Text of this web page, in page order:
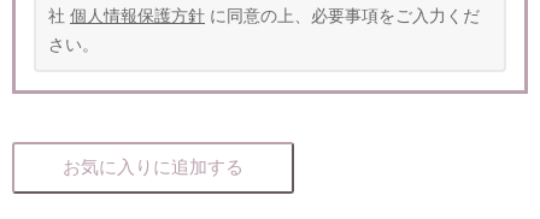
社 個人情報保護方針 に同意の上、必要事項をご入力くだ
さい。
お気に入りに追加する